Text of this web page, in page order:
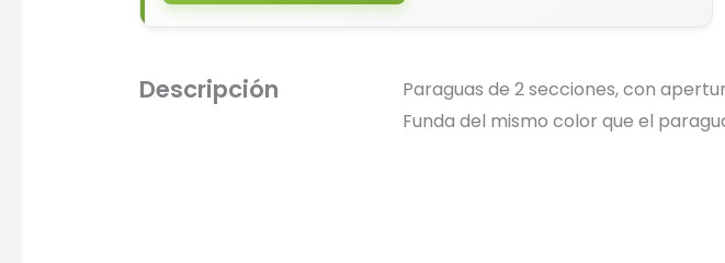
Descripción
Paraguas de 2 secciones, con
Funda del mismo color que el